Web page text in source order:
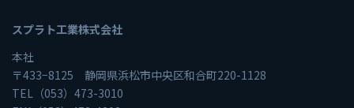
スプラト工業株式会社
本社
〒433−8125 静岡県浜松市中央区和合町220-1128
TEL（053）473-3010